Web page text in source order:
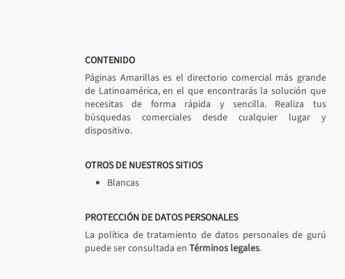
CONTENIDO
Páginas Amarillas es el directorio comercial más grande
de Latinoamérica, en el que encontrarás la solución que
necesitas de forma rápida y sencilla. Realiza tus
búsquedas comerciales desde cualquier lugar y
dispositivo.
OTROS DE NUESTROS SITIOS
Blancas
PROTECCIÓN DE DATOS PERSONALES
La política de tratamiento de datos personales de gurú
puede ser consultada en Términos legales.